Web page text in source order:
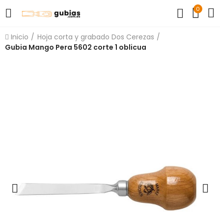
0
Inicio
Hoja corta y grabado Dos Cerezas
Gubia Mango Pera 5602 corte 1 oblicua